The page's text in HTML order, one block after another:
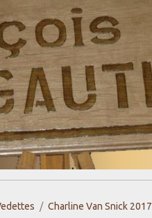
Charline Van Snick 2017